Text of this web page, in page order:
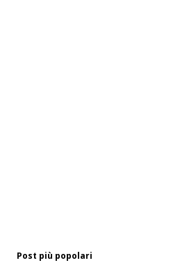
Post più popolari